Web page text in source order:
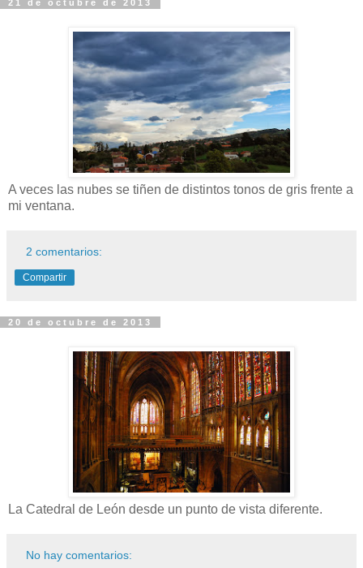
21 de octubre de 2013
A veces las nubes se tiñen de distintos tonos de gris frente a
mi ventana.
2 comentarios:
Compartir
20 de octubre de 2013
La Catedral de León desde un punto de vista diferente.
No hay comentarios: